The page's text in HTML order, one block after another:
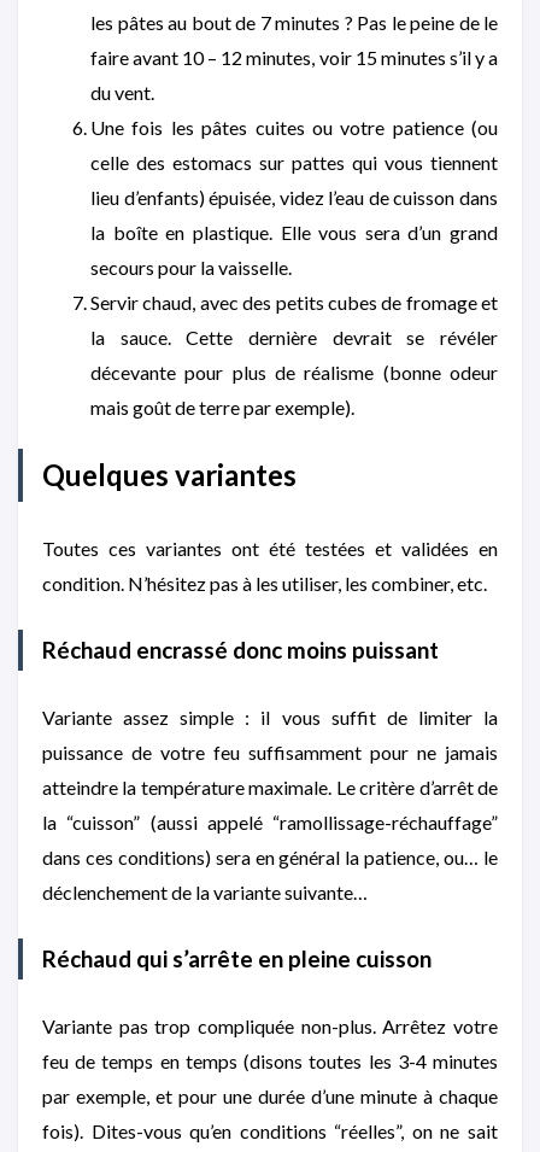
les pâtes au bout de 7 minutes ? Pas le peine de le
faire avant 10 – 12 minutes, voir 15 minutes s’il y a
du vent.
Une fois les pâtes cuites ou votre patience (ou
celle des estomacs sur pattes qui vous tiennent
lieu d’enfants) épuisée, videz l’eau de cuisson dans
la boîte en plastique. Elle vous sera d’un grand
secours pour la vaisselle.
Servir chaud, avec des petits cubes de fromage et
la sauce. Cette dernière devrait se révéler
décevante pour plus de réalisme (bonne odeur
mais goût de terre par exemple).
Quelques variantes
Toutes ces variantes ont été testées et validées en
condition. N’hésitez pas à les utiliser, les combiner, etc.
Réchaud encrassé donc moins puissant
Variante assez simple : il vous suffit de limiter la
puissance de votre feu suffisamment pour ne jamais
atteindre la température maximale. Le critère d’arrêt de
la “cuisson” (aussi appelé “ramollissage-réchauffage”
dans ces conditions) sera en général la patience, ou… le
déclenchement de la variante suivante…
Réchaud qui s’arrête en pleine cuisson
Variante pas trop compliquée non-plus. Arrêtez votre
feu de temps en temps (disons toutes les 3-4 minutes
par exemple, et pour une durée d’une minute à chaque
fois). Dites-vous qu’en conditions “réelles”, on ne sait